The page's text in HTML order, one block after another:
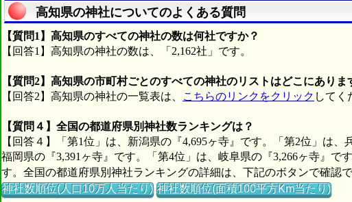
高知県の神社についてのよくある質問
【質問1】高知県のすべての神社の数は何社ですか？
【回答1】高知県の神社の数は、「2,162社」です。
【質問2】高知県の市町村ごとのすべての神社のリストはどこにありま
【回答2】高知県の神社の一覧表は、
こちらのリンクをクリック してく
【質問４】全国の都道府県別神社数ランキングは？
【回答４】「第1位」は、新潟県の『4,695ヶ寺』です。「第2位」は、
福岡県の『3,391ヶ寺』です。「第4位」は、岐阜県の『3,266ヶ寺』で
す。全国の都道府県別神社ランキングの詳細は、下記のボタンで確認
神社数順位(人口10万人当たり) 神社数順位(面積100平方Km当たり)